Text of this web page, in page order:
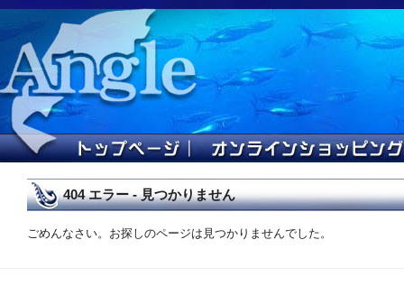
404 エラー - 見つかりません
ごめんなさい。お探しのページは見つかりませんでした。